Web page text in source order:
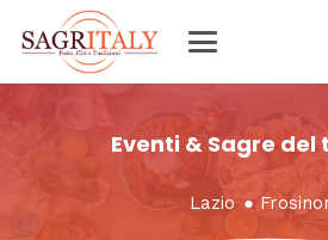
Eventi & Sagre
Lazio ●